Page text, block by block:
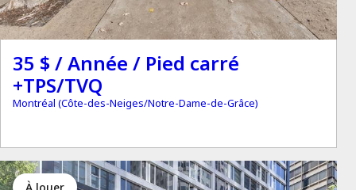
35 $ / Année / Pied carré
+TPS/TVQ
Montréal (Côte-des-Neiges/Notre-Dame-de-Grâce)